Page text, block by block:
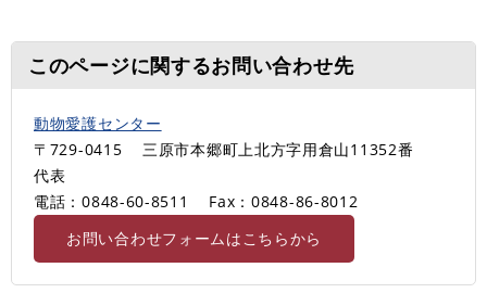
このページに関するお問い合わせ先
動物愛護センター
〒729-0415
三原市本郷町上北方字用倉山11352番
代表
電話：0848-60-8511
Fax：0848-86-8012
お問い合わせフォームはこちらから